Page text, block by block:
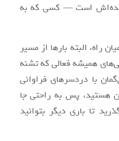
است — کسی که به
راه، البته بارها از مسیر
همیشه فعالی که تشنه
با دردسرهای فراوانی
هستید، پس به راحتی جا
تا باری دیگر بتوانید